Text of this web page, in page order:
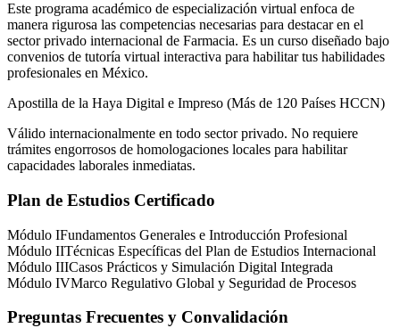
Este programa académico de especialización virtual enfoca de
manera rigurosa las competencias necesarias para destacar en el
sector privado internacional de Farmacia. Es un curso diseñado bajo
convenios de tutoría virtual interactiva para habilitar tus habilidades
profesionales en México.
Apostilla de la Haya Digital e Impreso (Más de 120 Países HCCN)
Válido internacionalmente en todo sector privado. No requiere
trámites engorrosos de homologaciones locales para habilitar
capacidades laborales inmediatas.
Plan de Estudios Certificado
Módulo IFundamentos Generales e Introducción Profesional
Módulo IITécnicas Específicas del Plan de Estudios Internacional
Módulo IIICasos Prácticos y Simulación Digital Integrada
Módulo IVMarco Regulativo Global y Seguridad de Procesos
Preguntas Frecuentes y Convalidación